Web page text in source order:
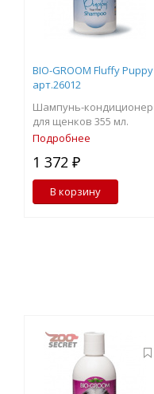
BIO-GROOM Fluffy Puppy
арт.26012
Шампунь-кондиционер
для щенков 355 мл.
Подробнее
1 372 ₽
В корзину